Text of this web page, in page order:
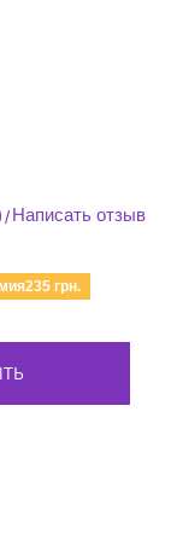
/Написать отзыв
грн.